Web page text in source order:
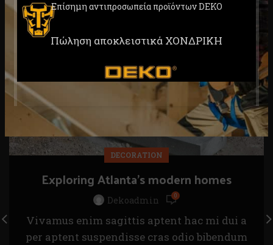
Επίσημη αντιπροσωπεία προϊόντων DEKO
Πώληση αποκλειστικά ΧΟΝΔΡΙΚΗ
23
ΙΟΎΛ
DECORATION
Exploring Atlanta’s modern homes
Dekoadmin 0
Vivamus enim sagittis aptent hac mi dui a
per aptent suspendisse cras odio bibendum